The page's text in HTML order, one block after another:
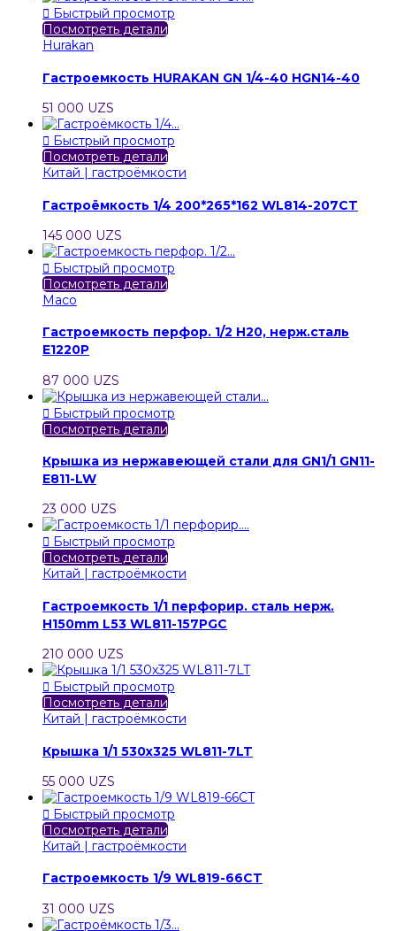
 Быстрый просмотр
Посмотреть детали
Hurakan
Гастроемкость HURAKAN GN 1/4-40 HGN14-40
51 000 UZS
 Быстрый просмотр
Посмотреть детали
Китай | гастроёмкости
Гастроёмкость 1/4 200*265*162 WL814-207CT
145 000 UZS
 Быстрый просмотр
Посмотреть детали
Maco
Гастроемкость перфор. 1/2 Н20, нерж.сталь
E1220P
87 000 UZS
 Быстрый просмотр
Посмотреть детали
Крышка из нержавеющей стали для GN1/1 GN11-
E811-LW
23 000 UZS
 Быстрый просмотр
Посмотреть детали
Китай | гастроёмкости
Гастроемкость 1/1 перфорир. сталь нерж.
H150mm L53 WL811-157PGC
210 000 UZS
 Быстрый просмотр
Посмотреть детали
Китай | гастроёмкости
Крышка 1/1 530x325 WL811-7LT
55 000 UZS
 Быстрый просмотр
Посмотреть детали
Китай | гастроёмкости
Гастроемкость 1/9 WL819-66CT
31 000 UZS